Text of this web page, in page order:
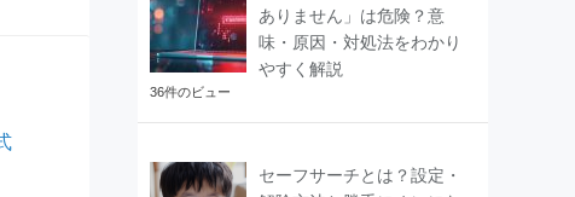
ありません」は危険？意
味・原因・対処法をわかり
やすく解説
36件のビュー
セーフサーチとは？設定・